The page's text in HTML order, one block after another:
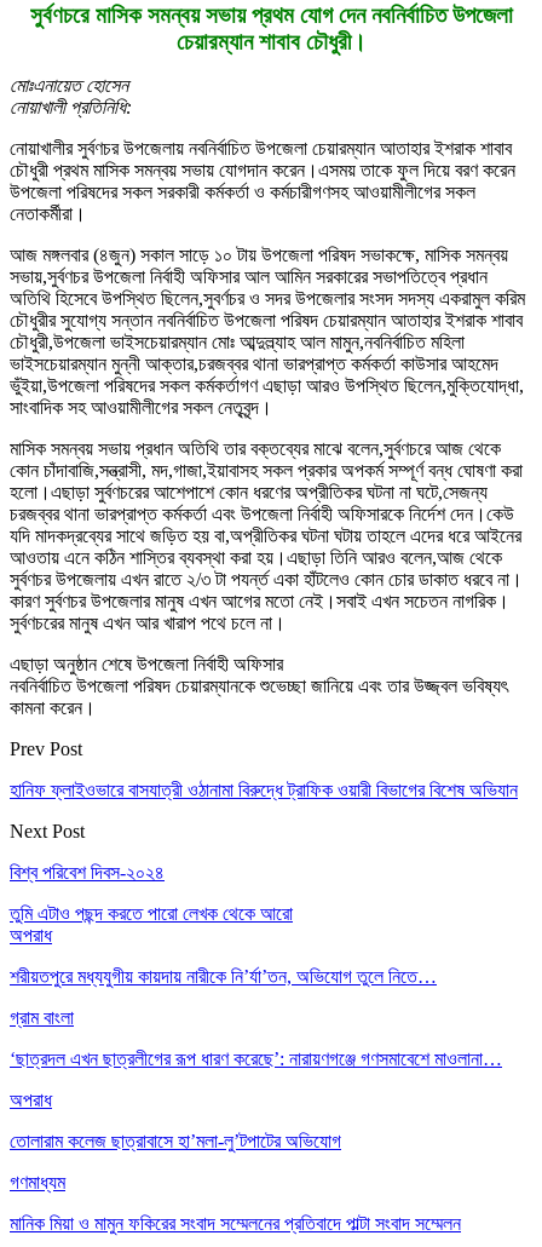
সুর্বণচরে মাসিক সমন্বয় সভায় প্রথম যোগ দেন নবনির্বাচিত উপজেলা
চেয়ারম্যান শাবাব চৌধুরী।
মোঃএনায়েত হোসেন
নোয়াখালী প্রতিনিধি:
নোয়াখালীর সুর্বণচর উপজেলায় নবনির্বাচিত উপজেলা চেয়ারম্যান আতাহার ইশরাক শাবাব
চৌধুরী প্রথম মাসিক সমন্বয় সভায় যোগদান করেন।এসময় তাকে ফুল দিয়ে বরণ করেন
উপজেলা পরিষদের সকল সরকারী কর্মকর্তা ও কর্মচারীগণসহ আওয়ামীলীগের সকল
নেতাকর্মীরা।
আজ মঙ্গলবার (৪জুন) সকাল সাড়ে ১০ টায় উপজেলা পরিষদ সভাকক্ষে, মাসিক সমন্বয়
সভায়,সুর্বণচর উপজেলা নির্বাহী অফিসার আল আমিন সরকারের সভাপতিত্বে প্রধান
অতিথি হিসেবে উপস্থিত ছিলেন,সুবর্ণচর ও সদর উপজেলার সংসদ সদস্য একরামুল করিম
চৌধুরীর সুযোগ্য সন্তান নবনির্বাচিত উপজেলা পরিষদ চেয়ারম্যান আতাহার ইশরাক শাবাব
চৌধুরী,উপজেলা ভাইসচেয়ারম্যান মোঃ আব্দুল্ল্যাহ আল মামুন,নবনির্বাচিত মহিলা
ভাইসচেয়ারম্যান মুন্নী আক্তার,চরজব্বর থানা ভারপ্রাপ্ত কর্মকর্তা কাউসার আহমেদ
ভুঁইয়া,উপজেলা পরিষদের সকল কর্মকর্তাগণ এছাড়া আরও উপস্থিত ছিলেন,মুক্তিযোদ্ধা,
সাংবাদিক সহ আওয়ামীলীগের সকল নেতৃবৃন্দ।
মাসিক সমন্বয় সভায় প্রধান অতিথি তার বক্তব্যের মাঝে বলেন,সুর্বণচরে আজ থেকে
কোন চাঁদাবাজি,সন্ত্রাসী, মদ,গাজা,ইয়াবাসহ সকল প্রকার অপকর্ম সম্পূর্ণ বন্ধ ঘোষণা করা
হলো।এছাড়া সুর্বণচরের আশেপাশে কোন ধরণের অপ্রীতিকর ঘটনা না ঘটে,সেজন্য
চরজব্বর থানা ভারপ্রাপ্ত কর্মকর্তা এবং উপজেলা নির্বাহী অফিসারকে নির্দেশ দেন।কেউ
যদি মাদকদ্রব্যের সাথে জড়িত হয় বা,অপ্রীতিকর ঘটনা ঘটায় তাহলে এদের ধরে আইনের
আওতায় এনে কঠিন শাস্তির ব্যবস্থা করা হয়।এছাড়া তিনি আরও বলেন,আজ থেকে
সুর্বণচর উপজেলায় এখন রাতে ২/৩ টা পযর্ন্ত একা হাঁটলেও কোন চোর ডাকাত ধরবে না।
কারণ সুর্বণচর উপজেলার মানুষ এখন আগের মতো নেই।সবাই এখন সচেতন নাগরিক।
সুর্বণচরের মানুষ এখন আর খারাপ পথে চলে না।
এছাড়া অনুষ্ঠান শেষে উপজেলা নির্বাহী অফিসার
নবনির্বাচিত উপজেলা পরিষদ চেয়ারম্যানকে শুভেচ্ছা জানিয়ে এবং তার উজ্জ্বল ভবিষ্যৎ
কামনা করেন।
Prev Post
হানিফ ফ্লাইওভারে বাসযাত্রী ওঠানামা বিরুদ্ধে ট্রাফিক ওয়ারী বিভাগের বিশেষ অভিযান
Next Post
বিশ্ব পরিবেশ দিবস-২০২৪
তুমি এটাও পছন্দ করতে পারো লেখক থেকে আরো
অপরাধ
শরীয়তপুরে মধ্যযুগীয় কায়দায় নারীকে নি’র্যা’তন, অভিযোগ তুলে নিতে…
গ্রাম বাংলা
‘ছাত্রদল এখন ছাত্রলীগের রূপ ধারণ করেছে’: নারায়ণগঞ্জে গণসমাবেশে মাওলানা…
অপরাধ
তোলারাম কলেজ ছাত্রাবাসে হা’মলা-লু’টপাটের অভিযোগ
গণমাধ্যম
মানিক মিয়া ও মামুন ফকিরের সংবাদ সম্মেলনের প্রতিবাদে পাল্টা সংবাদ সম্মেলন